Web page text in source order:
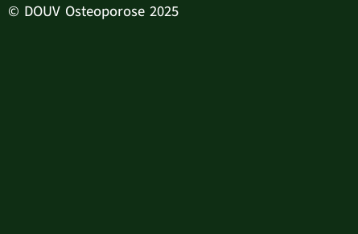
© DOUV Osteoporose 2025